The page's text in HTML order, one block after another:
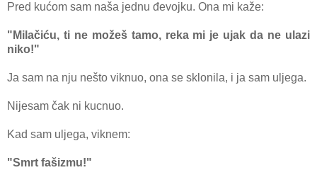
Pred kućom sam naša jednu đevojku. Ona mi kaže:
"Milačiću, ti ne možeš tamo, reka mi je ujak da ne ulazi
niko!"
Ja sam na nju nešto viknuo, ona se sklonila, i ja sam uljega.
Nijesam čak ni kucnuo.
Kad sam uljega, viknem:
"Smrt fašizmu!"